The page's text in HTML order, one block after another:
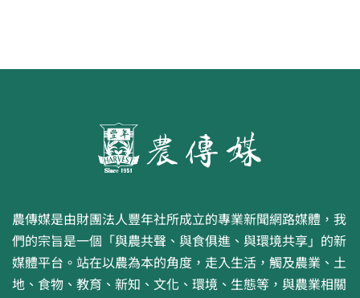
農傳媒是由財團法人豐年社所成立的專業新聞網路媒體，我
們的宗旨是一個「與農共聲、與食俱進、與環境共享」的新
媒體平台。站在以農為本的角度，走入生活，觸及農業、土
地、食物、教育、新知、文化、環境、生態等，與農業相關